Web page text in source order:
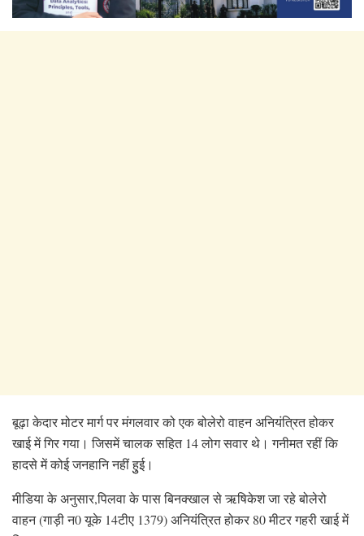
बूढ़ा केदार मोटर मार्ग पर मंगलवार को एक बोलेरो वाहन अनियंत्रित होकर
खाई में गिर गया। जिसमें चालक सहित 14 लोग सवार थे। गनीमत रहीं कि
हादसे में कोई जनहानि नहीं हुुई।
मीडिया के अनुसार,पिलवा के पास बिनक्खाल से ऋषिकेश जा रहे बोलेरो
वाहन (गाड़ी न0 यूके 14टीए 1379) अनियंत्रित होकर 80 मीटर गहरी खाई में